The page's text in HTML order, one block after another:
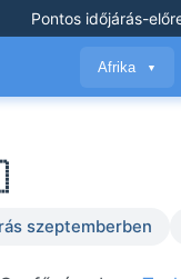
Pontos időjárás-
Afrika ▼
szeptemberben